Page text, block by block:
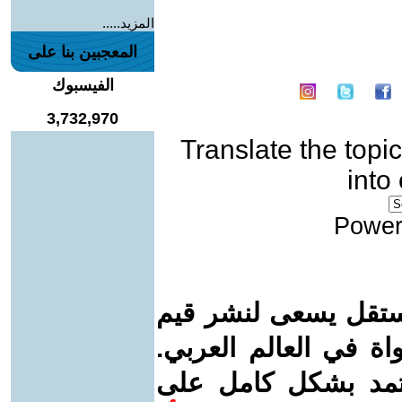
Translate the topic
into
يسعى لنشر قيم
في العالم العربي.
بشكل كامل على
المزيد.....
المعجبين بنا على
الفيسبوك
3,732,970